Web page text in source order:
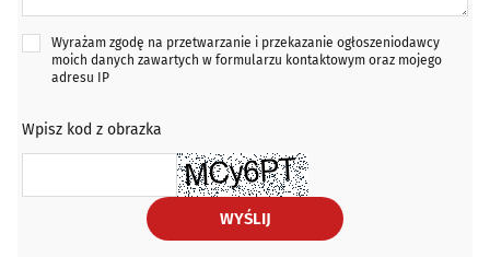
Wyrażam zgodę na przetwarzanie i przekazanie ogłoszeniodawcy
moich danych zawartych w formularzu kontaktowym oraz mojego
adresu IP
Wpisz kod z obrazka
WYŚLIJ